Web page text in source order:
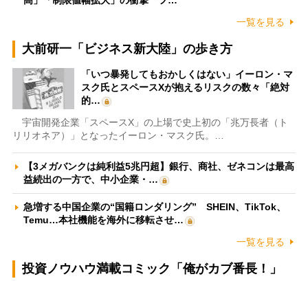
一覧を見る
大前研一「ビジネス新大陸」の歩き方
「いつ暴発してもおかしくはない」イーロン・マ
スク氏とスペースXが抱えるリスクの数々「絶対
的…
宇宙開発企業「スペースX」の上場で史上初の「兆万長者（ト
リリオネア）」となったイーロン・マスク氏。…
【3メガバンクは純利益5兆円超】銀行、商社、ゼネコンは最高
益続出の一方で、中小企業・…
急増する中国企業の“国籍ロンダリング” SHEIN、TikTok、
Temu…本社機能を海外に移転させ…
一覧を見る
投資ノウハウ満載コミック「俺がカブ番長！」